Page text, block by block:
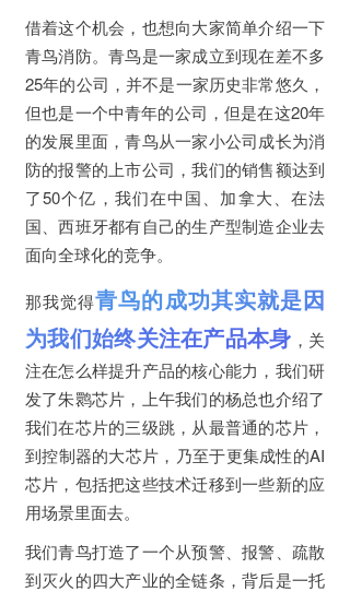
借着这个机会，也想向大家简单介绍一下
青鸟消防。青鸟是一家成立到现在差不多
25年的公司，并不是一家历史非常悠久，
但也是一个中青年的公司，但是在这20年
的发展里面，青鸟从一家小公司成长为消
防的报警的上市公司，我们的销售额达到
了50个亿，我们在中国、加拿大、在法
国、西班牙都有自己的生产型制造企业去
面向全球化的竞争。
那我觉得青鸟的成功其实就是因
为我们始终关注在产品本身 ，关
注在怎么样提升产品的核心能力，我们研
发了朱鹮芯片，上午我们的杨总也介绍了
我们在芯片的三级跳，从最普通的芯片，
到控制器的大芯片，乃至于更集成性的AI
芯片，包括把这些技术迁移到一些新的应
用场景里面去。
我们青鸟打造了一个从预警、报警、疏散
到灭火的四大产业的全链条，背后是一托